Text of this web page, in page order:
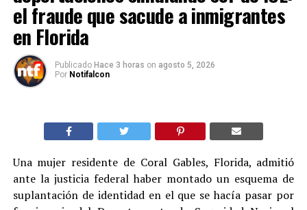
el fraude que sacude a inmigrantes
en Florida
Publicado Hace 3 horas on agosto 5, 2026
Por Notifalcon
Una mujer residente de Coral Gables, Florida, admitió
ante la justicia federal haber montado un esquema de
suplantación de identidad en el que se hacía pasar por